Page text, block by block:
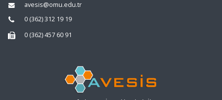
avesis@omu.edu.tr
0 (362) 312 19 19
0 (362) 457 60 91